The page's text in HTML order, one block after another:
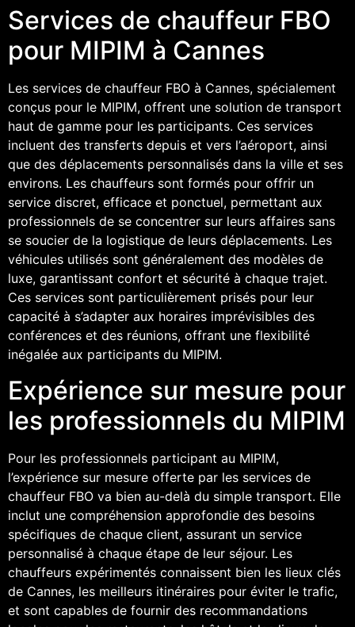
Services de chauffeur FBO
pour MIPIM à Cannes
Les services de chauffeur FBO à Cannes, spécialement
conçus pour le MIPIM, offrent une solution de transport
haut de gamme pour les participants. Ces services
incluent des transferts depuis et vers l’aéroport, ainsi
que des déplacements personnalisés dans la ville et ses
environs. Les chauffeurs sont formés pour offrir un
service discret, efficace et ponctuel, permettant aux
professionnels de se concentrer sur leurs affaires sans
se soucier de la logistique de leurs déplacements. Les
véhicules utilisés sont généralement des modèles de
luxe, garantissant confort et sécurité à chaque trajet.
Ces services sont particulièrement prisés pour leur
capacité à s’adapter aux horaires imprévisibles des
conférences et des réunions, offrant une flexibilité
inégalée aux participants du MIPIM.
Expérience sur mesure pour
les professionnels du MIPIM
Pour les professionnels participant au MIPIM,
l’expérience sur mesure offerte par les services de
chauffeur FBO va bien au-delà du simple transport. Elle
inclut une compréhension approfondie des besoins
spécifiques de chaque client, assurant un service
personnalisé à chaque étape de leur séjour. Les
chauffeurs expérimentés connaissent bien les lieux clés
de Cannes, les meilleurs itinéraires pour éviter le trafic,
et sont capables de fournir des recommandations